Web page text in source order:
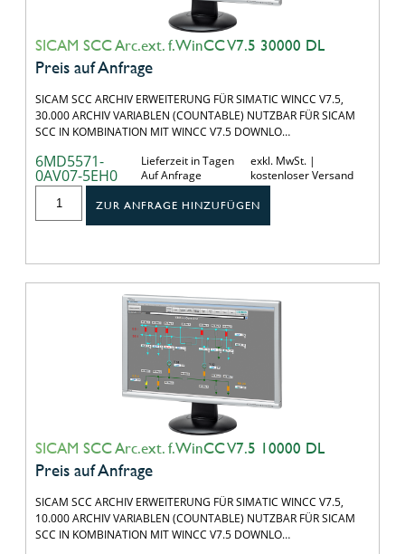
SICAM SCC Arc.ext. f.WinCC V7.5 30000 DL
Preis auf Anfrage
SICAM SCC ARCHIV ERWEITERUNG FÜR SIMATIC WINCC V7.5,
30.000 ARCHIV VARIABLEN (COUNTABLE) NUTZBAR FÜR SICAM
SCC IN KOMBINATION MIT WINCC V7.5 DOWNLO…
6MD5571-
0AV07-5EH0
Lieferzeit in Tagen
Auf Anfrage
exkl. MwSt. |
kostenloser Versand
ZUR ANFRAGE HINZUFÜGEN
SICAM SCC Arc.ext. f.WinCC V7.5 10000 DL
Preis auf Anfrage
SICAM SCC ARCHIV ERWEITERUNG FÜR SIMATIC WINCC V7.5,
10.000 ARCHIV VARIABLEN (COUNTABLE) NUTZBAR FÜR SICAM
SCC IN KOMBINATION MIT WINCC V7.5 DOWNLO…